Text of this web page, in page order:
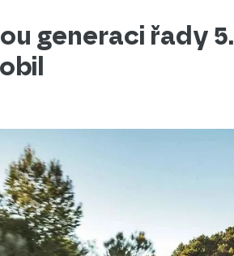
generaci řady 5.